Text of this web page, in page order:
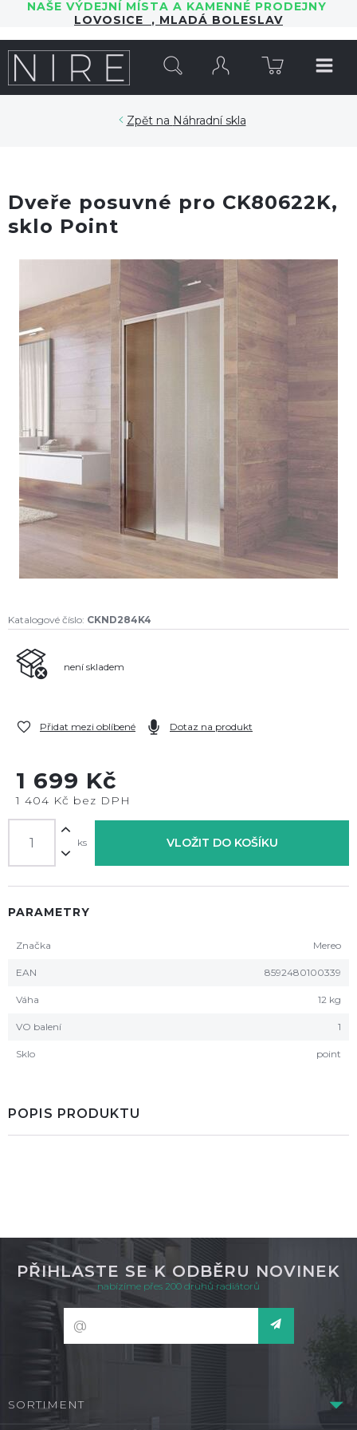
NAŠE VÝDEJNÍ MÍSTA A KAMENNÉ PRODEJNY
LOVOSICE , MLADÁ BOLESLAV
Náhradní skla
Dveře posuvné pro CK80622K,
sklo Point
Katalogové číslo: CKND284K4
není skladem
Přidat mezi oblíbené Dotaz na produkt
1 699 Kč
1 404 Kč bez DPH
ks VLOŽIT DO KOŠÍKU
PARAMETRY
Značka Mereo
EAN 8592480100339
Váha 12 kg
VO balení 1
Sklo point
POPIS PRODUKTU
PŘIHLASTE SE K ODBĚRU NOVINEK
nabízíme přes 200 druhů radiátorů
SORTIMENT